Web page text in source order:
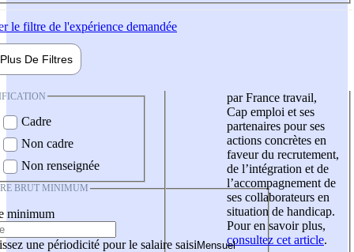
le filtre de l'expérience demandée
Plus De Filtres
Cadre
Non cadre
Non renseignée
BRUT MINIMUM
minimum
une périodicité pour le salaire saisi
par France travail,
Cap emploi et ses
partenaires pour ses
actions concrètes en
faveur du recrutement,
de l’intégration et de
l’accompagnement de
ses collaborateurs en
situation de handicap.
Pour en savoir plus,
consultez cet article.